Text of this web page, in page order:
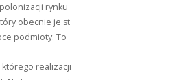
rynku
obecnie je st
podmioty. To
realizacji